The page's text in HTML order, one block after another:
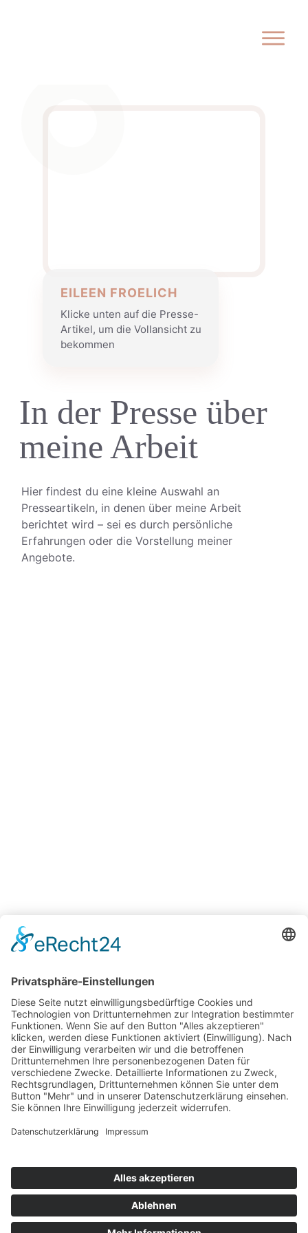
In der Presse über
meine Arbeit
Hier findest du eine kleine Auswahl an
Presseartikeln, in denen über meine Arbeit
berichtet wird – sei es durch persönliche
Erfahrungen oder die Vorstellung meiner
Angebote.
EILEEN FROELICH
Klicke unten auf die Presse-
Artikel, um die Vollansicht zu
bekommen
KONTAKT
Hildesheimer Str. 14a
15366 Neuenhagen
0151 50744404
DATENSCHUTZ
IMPRESSUM